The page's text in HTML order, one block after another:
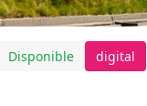
Disponible digital